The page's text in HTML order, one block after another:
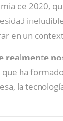
de 2020,
en un
realmente
que ha
la